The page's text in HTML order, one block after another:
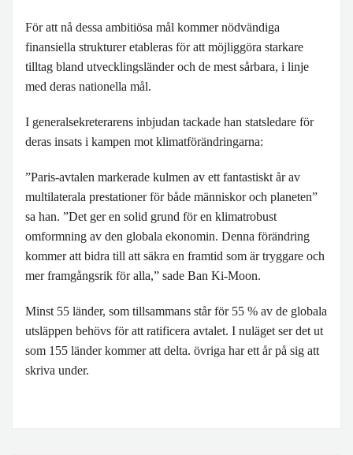
För att nå dessa ambitiösa mål kommer nödvändiga
finansiella strukturer etableras för att möjliggöra starkare
tilltag bland utvecklingsländer och de mest sårbara, i linje
med deras nationella mål.
I generalsekreterarens inbjudan tackade han statsledare för
deras insats i kampen mot klimatförändringarna:
”Paris-avtalen markerade kulmen av ett fantastiskt år av
multilaterala prestationer för både människor och planeten”
sa han. ”Det ger en solid grund för en klimatrobust
omformning av den globala ekonomin. Denna förändring
kommer att bidra till att säkra en framtid som är tryggare och
mer framgångsrik för alla,” sade Ban Ki-Moon.
Minst 55 länder, som tillsammans står för 55 % av de globala
utsläppen behövs för att ratificera avtalet. I nuläget ser det ut
som 155 länder kommer att delta. övriga har ett år på sig att
skriva under.